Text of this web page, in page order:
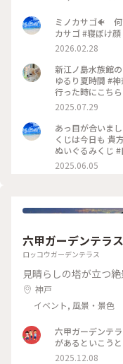
ミノカサゴ🐠 何
カサゴ #寝ぼけ
2026.02.28
新江ノ島水族館の⋯ ワン ツー スリー フォー GO〰️
ゆるり夏時間 #
行った時にこち
お気に入りの3匹
ぐクラゲたち#イ
2025.07.29
あっ目が合いま
くじは今日も 貴
ぬいぐるみくじ
#新江ノ島水族館
2025.06.05
六甲ガーデンテラス
ロッコウガーデンテラス
見晴らしの塔が立つ
神戸
イベント, 風景・景色
六甲ガーデンテ
があるといこう
2025.12.08